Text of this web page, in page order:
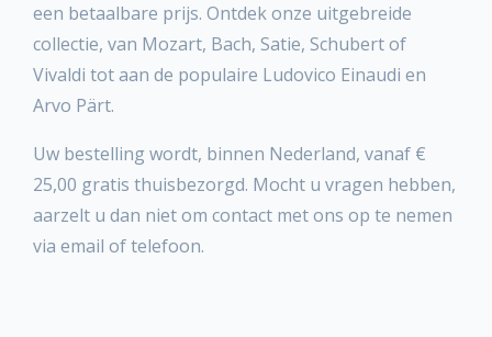
een betaalbare prijs. Ontdek onze uitgebreide
collectie, van Mozart, Bach, Satie, Schubert of
Vivaldi tot aan de populaire Ludovico Einaudi en
Arvo Pärt.
Uw bestelling wordt, binnen Nederland, vanaf €
25,00 gratis thuisbezorgd. Mocht u vragen hebben,
aarzelt u dan niet om contact met ons op te nemen
via email of telefoon.